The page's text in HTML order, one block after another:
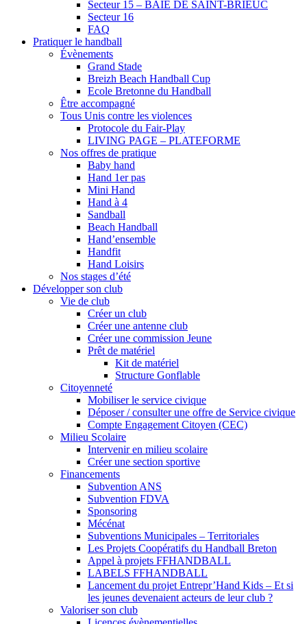
Secteur 15 – BAIE DE SAINT-BRIEUC
Secteur 16
FAQ
Pratiquer le handball
Évènements
Grand Stade
Breizh Beach Handball Cup
Ecole Bretonne du Handball
Être accompagné
Tous Unis contre les violences
Protocole du Fair-Play
LIVING PAGE – PLATEFORME
Nos offres de pratique
Baby hand
Hand 1er pas
Mini Hand
Hand à 4
Sandball
Beach Handball
Hand’ensemble
Handfit
Hand Loisirs
Nos stages d’été
Développer son club
Vie de club
Créer un club
Créer une antenne club
Créer une commission Jeune
Prêt de matériel
Kit de matériel
Structure Gonflable
Citoyenneté
Mobiliser le service civique
Déposer / consulter une offre de Service civique
Compte Engagement Citoyen (CEC)
Milieu Scolaire
Intervenir en milieu scolaire
Créer une section sportive
Financements
Subvention ANS
Subvention FDVA
Sponsoring
Mécénat
Subventions Municipales – Territoriales
Les Projets Coopératifs du Handball Breton
Appel à projets FFHANDBALL
LABELS FFHANDBALL
Lancement du projet Entrepr’Hand Kids – Et si
les jeunes devenaient acteurs de leur club ?
Valoriser son club